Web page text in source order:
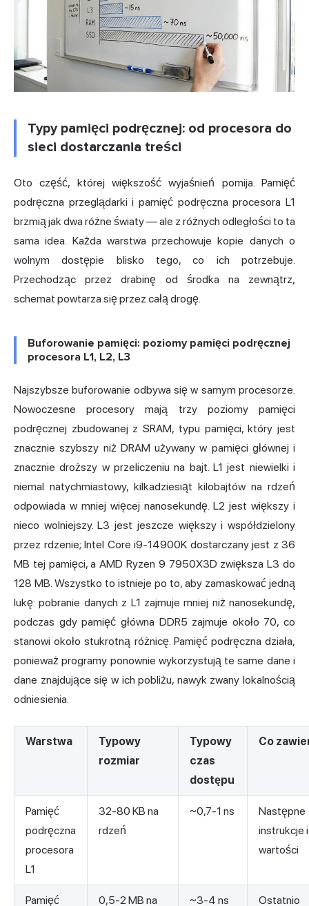
Typy pamięci podręcznej: od procesora do
sieci dostarczania treści
Oto część, której większość wyjaśnień pomija. Pamięć
podręczna przeglądarki i pamięć podręczna procesora L1
brzmią jak dwa różne światy — ale z różnych odległości to ta
sama idea. Każda warstwa przechowuje kopie danych o
wolnym dostępie blisko tego, co ich potrzebuje.
Przechodząc przez drabinę od środka na zewnątrz,
schemat powtarza się przez całą drogę.
Buforowanie pamięci: poziomy pamięci podręcznej
procesora L1, L2, L3
Najszybsze buforowanie odbywa się w samym procesorze.
Nowoczesne procesory mają trzy poziomy pamięci
podręcznej zbudowanej z SRAM, typu pamięci, który jest
znacznie szybszy niż DRAM używany w pamięci głównej i
znacznie droższy w przeliczeniu na bajt. L1 jest niewielki i
niemal natychmiastowy, kilkadziesiąt kilobajtów na rdzeń
odpowiada w mniej więcej nanosekundę. L2 jest większy i
nieco wolniejszy. L3 jest jeszcze większy i współdzielony
przez rdzenie; Intel Core i9-14900K dostarczany jest z 36
MB tej pamięci, a AMD Ryzen 9 7950X3D zwiększa L3 do
128 MB. Wszystko to istnieje po to, aby zamaskować jedną
lukę: pobranie danych z L1 zajmuje mniej niż nanosekundę,
podczas gdy pamięć główna DDR5 zajmuje około 70, co
stanowi około stukrotną różnicę. Pamięć podręczna działa,
ponieważ programy ponownie wykorzystują te same dane i
dane znajdujące się w ich pobliżu, nawyk zwany lokalnością
odniesienia.
Warstwa
Typowy
rozmiar
Typowy
czas
dostępu
Co
Pamięć
podręczna
procesora
L1
32-80 KB na
rdzeń
~0,7-1 ns
Następne
instrukcje i
wartości
Pamięć
0,5-2 MB na
~3-4 ns
Ostatnio